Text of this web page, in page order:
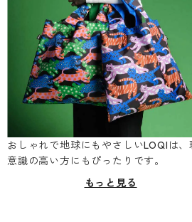
おしゃれで地球にもやさしいLOQIは、
意識の高い方にもぴったりです。
もっと見る